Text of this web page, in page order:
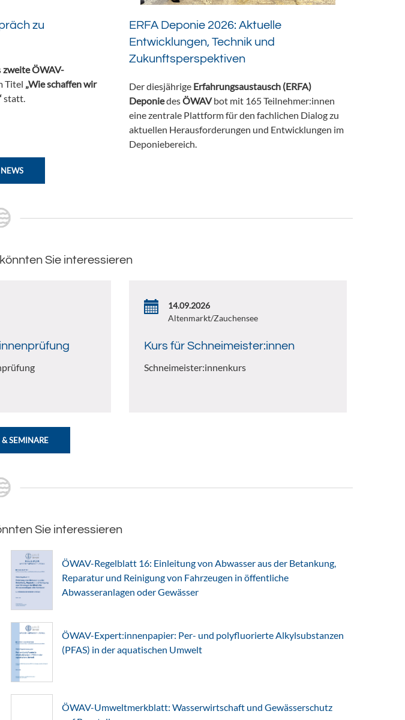
zu
zweite ÖWAV-
Titel „Wie schaffen wir
statt.
ERFA Deponie 2026: Aktuelle
Entwicklungen, Technik und
Zukunftsperspektiven
Der diesjährige Erfahrungsaustausch (ERFA)
DeponiedesÖWAVbot mit 165 Teilnehmer:innen
eine zentrale Plattform für den fachlichen Dialog zu
aktuellen Herausforderungen und Entwicklungen im
Deponiebereich.
Sie interessieren
14.09.2026
Altenmarkt/Zauchensee
Kurs für Schneimeister:innen
Schneimeister:innenkurs
& SEMINARE
Sie interessieren
ÖWAV-Regelblatt 16: Einleitung von Abwasser aus der Betankung,
Reparatur und Reinigung von Fahrzeugen in öffentliche
Abwasseranlagen oder Gewässer
ÖWAV-Expert:innenpapier: Per- und polyfluorierte Alkylsubstanzen
(PFAS) in der aquatischen Umwelt
ÖWAV-Umweltmerkblatt: Wasserwirtschaft und Gewässerschutz